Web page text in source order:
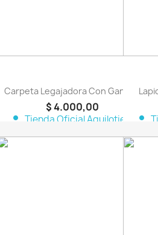
Carpeta Legajadora Con Gancho
$ 4.000,00
person Tienda Oficial Aquilotiene person